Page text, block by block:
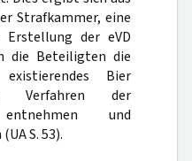
Strafkammer, eine
der eVD
die Beteiligten die
Bier
Verfahren der
und
S. 53).